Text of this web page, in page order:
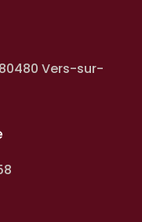
Vers-sur-